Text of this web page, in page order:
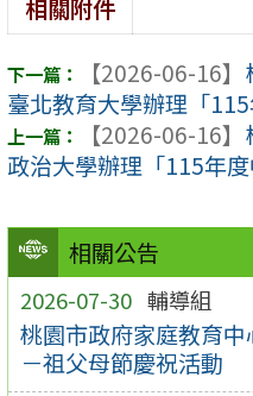
相關公告
2026-07-30 輔導組
桃園市政府家庭教育
－祖父母節慶祝活動
相關附件
【2026-06-16】
臺北教育大學辦理「
【2026-06-16】
政治大學辦理「115年